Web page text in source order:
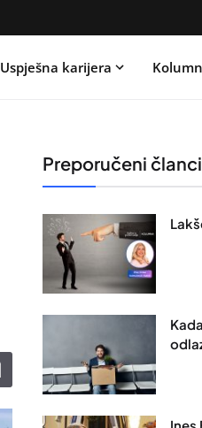
Uspješna karijera
Preporučeni članci